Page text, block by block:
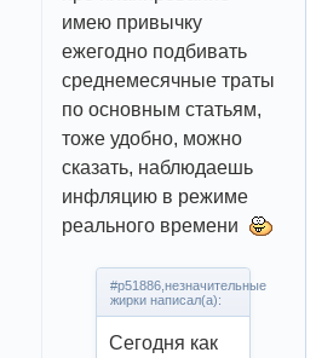
имею привычку
ежегодно подбивать
среднемесячные траты
по основным статьям,
тоже удобно, можно
сказать, наблюдаешь
инфляцию в режиме
реального времени
#p51886,незначительные
жирки написал(а):
Сегодня как